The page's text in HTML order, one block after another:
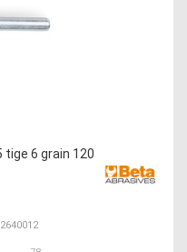
tige 6 grain 120